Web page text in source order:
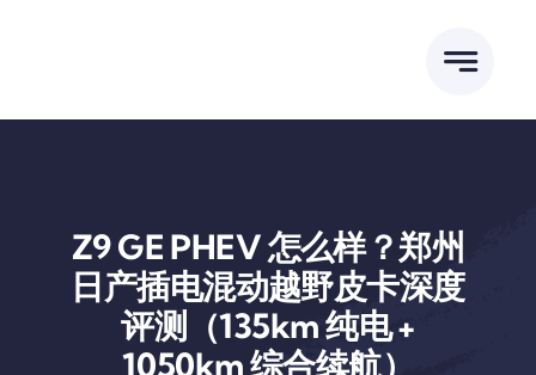
容
Z9 GE PHEV 怎么样？郑州
日产插电混动越野皮卡深度
评测（135km 纯电 +
1050km 综合续航）